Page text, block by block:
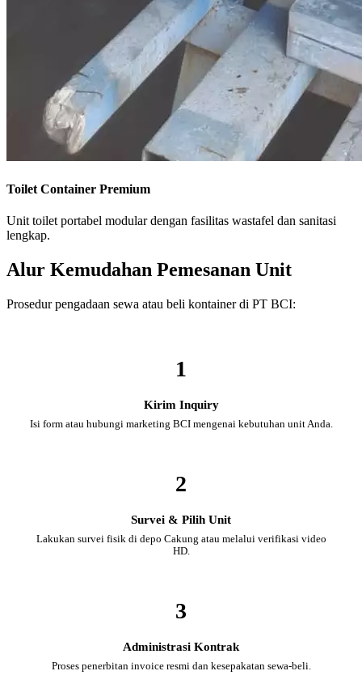
Toilet Container Premium
Unit toilet portabel modular dengan fasilitas wastafel dan sanitasi
lengkap.
Alur Kemudahan Pemesanan Unit
Prosedur pengadaan sewa atau beli kontainer di PT BCI:
1
Kirim Inquiry
Isi form atau hubungi marketing BCI mengenai kebutuhan unit Anda.
2
Survei & Pilih Unit
Lakukan survei fisik di depo Cakung atau melalui verifikasi video
HD.
3
Administrasi Kontrak
Proses penerbitan invoice resmi dan kesepakatan sewa-beli.